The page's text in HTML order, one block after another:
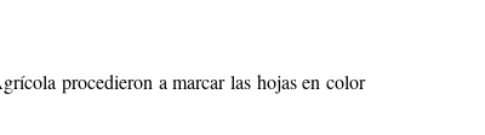
procedieron a marcar las hojas en color